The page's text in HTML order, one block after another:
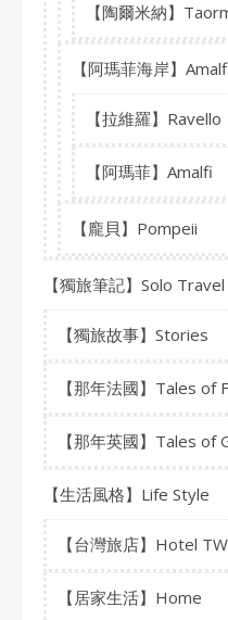
【陶爾米納】
【阿瑪菲海岸】
【拉維羅】Ravello
【阿瑪菲】Amalfi
【龐貝】Pompeii
【獨旅筆記】Solo Travel
【獨旅故事】Stories
【那年法國】Tales of
【那年英國】Tales of
【生活風格】Life Style
【台灣旅店】Hotel TW
【居家生活】Home